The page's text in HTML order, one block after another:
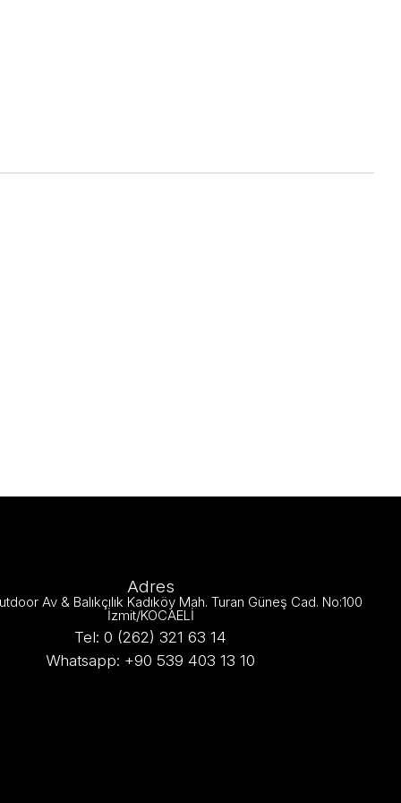
Adres
Av & Balıkçılık Kadıköy Mah. Turan Güneş Cad. No:100
İzmit/KOCAELİ
Tel: 0 (262) 321 63 14
Whatsapp: +90 539 403 13 10